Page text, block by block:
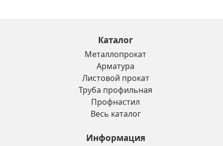
Каталог
Металлопрокат
Арматура
Листовой прокат
Труба профильная
Профнастил
Весь каталог
Информация